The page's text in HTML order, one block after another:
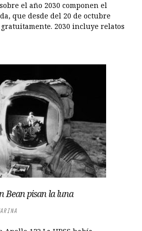
el año 2030 componen el
que desde del 20 de octubre
2030 incluye relatos
Bean pisan la luna